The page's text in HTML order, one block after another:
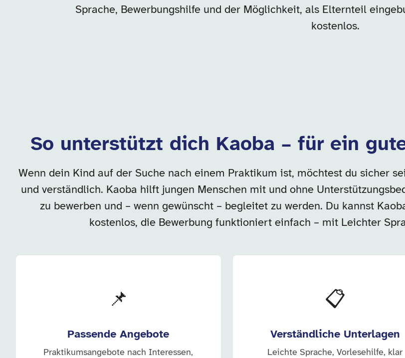
Sprache, Bewerbungshilfe und der Möglichkeit, als Elternteil
kostenlos.
So unterstützt dich Kaoba – für ein
Wenn dein Kind auf der Suche nach einem Praktikum ist, möchtest du sicher
und verständlich. Kaoba hilft jungen Menschen mit und ohne
zu bewerben und – wenn gewünscht – begleitet zu werden. Du kannst
kostenlos, die Bewerbung funktioniert einfach – mit Leichter
📌
Passende Angebote
Praktikumsangebote nach Interessen,
📋
Verständliche Unterlagen
Leichte Sprache, Vorlesehilfe, klar